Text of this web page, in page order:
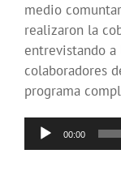
medio
realizaron la
entrevistando
colaboradores
programa
Reproductor
de
00:00